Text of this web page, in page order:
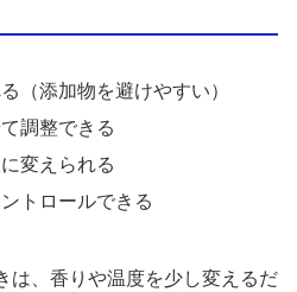
（添加物を避けやすい）
調整できる
変えられる
トロールできる
は、香りや温度を少し変えるだ